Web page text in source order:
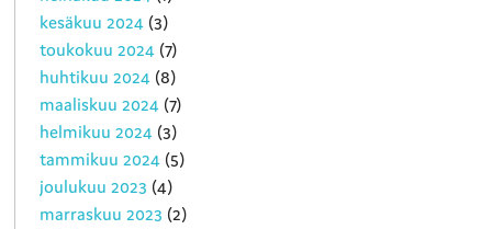
kesäkuu 2024 (3)
toukokuu 2024 (7)
huhtikuu 2024 (8)
maaliskuu 2024 (7)
helmikuu 2024 (3)
tammikuu 2024 (5)
joulukuu 2023 (4)
marraskuu 2023 (2)